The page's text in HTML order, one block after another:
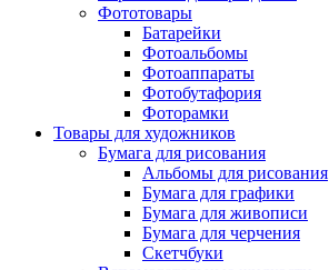
Фототовары
Батарейки
Фотоальбомы
Фотоаппараты
Фотобутафория
Фоторамки
Товары для художников
Бумага для рисования
Альбомы для рисования
Бумага для графики
Бумага для живописи
Бумага для черчения
Скетчбуки